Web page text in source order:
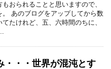
おられることと思いますので、
。 あのブログをアップしてから数
たけれど、五、六時間のちに、
・・・世界が混沌とす